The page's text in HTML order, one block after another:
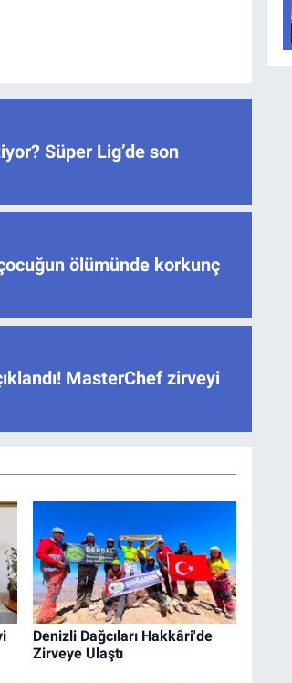
Süper Lig’de son
ölümünde korkunç
MasterChef zirveyi
Denizli Dağcıları Hakkâri'de
Zirveye Ulaştı